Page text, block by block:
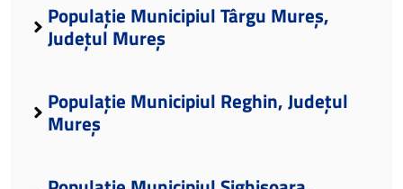
Populație Municipiul Târgu Mureș,
Județul Mureș
Populație Municipiul Reghin, Județul
Mureș